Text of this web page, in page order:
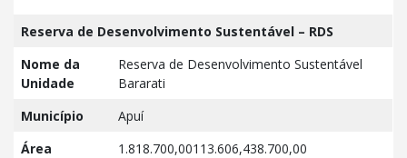
Reserva de Desenvolvimento Sustentável – RDS
Nome da
Unidade
Reserva de Desenvolvimento Sustentável
Bararati
Município
Apuí
Área
1.818.700,00113.606,438.700,00